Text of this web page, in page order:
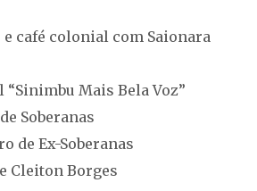
e café colonial com Saionara
“Sinimbu Mais Bela Voz”
Soberanas
de Ex-Soberanas
Cleiton Borges